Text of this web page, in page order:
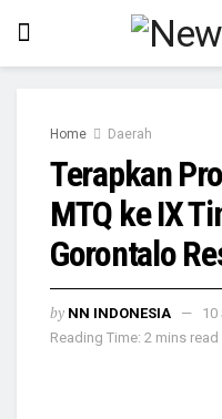
Home Daerah
Terapkan
MTQ ke IX
Gorontalo
by NN INDONESIA
10
Reading Time: 2 mins read